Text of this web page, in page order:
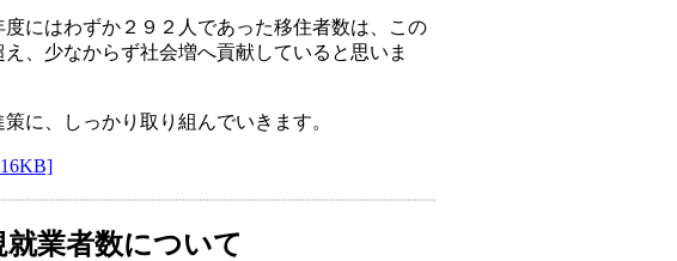
にはわずか２９２人であった移住者数は、この
、少なからず社会増へ貢献していると思いま
に、しっかり取り組んでいきます。
業者数について